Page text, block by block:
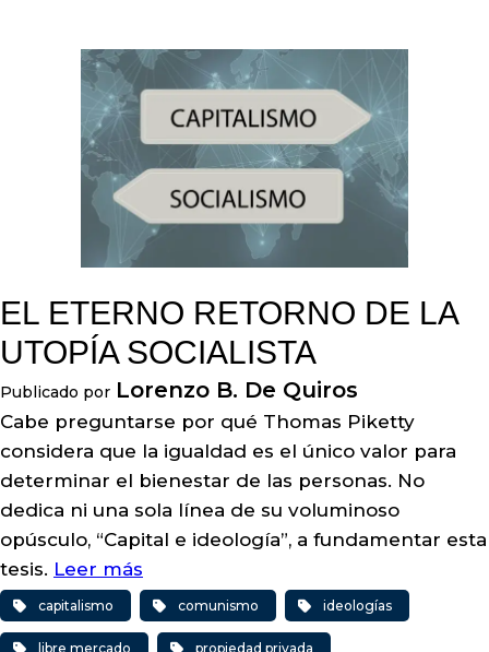
EL ETERNO RETORNO DE LA
UTOPÍA SOCIALISTA
Publicado por Lorenzo B. De Quiros
Cabe preguntarse por qué Thomas Piketty
considera que la igualdad es el único valor para
determinar el bienestar de las personas. No
dedica ni una sola línea de su voluminoso
opúsculo, “Capital e ideología”, a fundamentar esta
tesis. Leer más
capitalismo comunismo ideologías
libre mercado propiedad privada